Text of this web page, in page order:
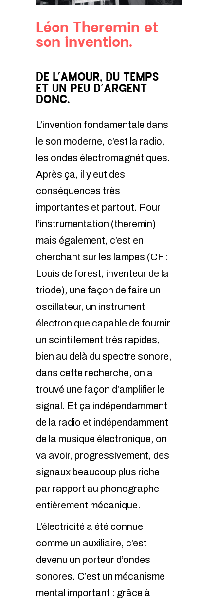
Léon Theremin et
son invention.
DE L’AMOUR, DU TEMPS
ET UN PEU D’ARGENT
DONC.
L’invention fondamentale dans
le son moderne, c’est la radio,
les ondes électromagnétiques.
Après ça, il y eut des
conséquences très
importantes et partout. Pour
l’instrumentation (theremin)
mais également, c’est en
cherchant sur les lampes (CF :
Louis de forest, inventeur de la
triode), une façon de faire un
oscillateur, un instrument
électronique capable de fournir
un scintillement très rapides,
bien au delà du spectre sonore,
dans cette recherche, on a
trouvé une façon d’amplifier le
signal. Et ça indépendamment
de la radio et indépendamment
de la musique électronique, on
va avoir, progressivement, des
signaux beaucoup plus riche
par rapport au phonographe
entièrement mécanique.
L’électricité a été connue
comme un auxiliaire, c’est
devenu un porteur d’ondes
sonores. C’est un mécanisme
mental important : grâce à